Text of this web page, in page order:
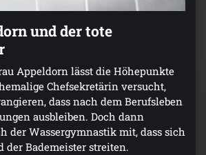
und der tote
Appeldorn lässt die Höhepunkte
Chefsekretärin versucht,
dass nach dem Berufsleben
ausbleiben. Doch dann
der Wassergymnastik mit, dass sich
der Bademeister streiten.